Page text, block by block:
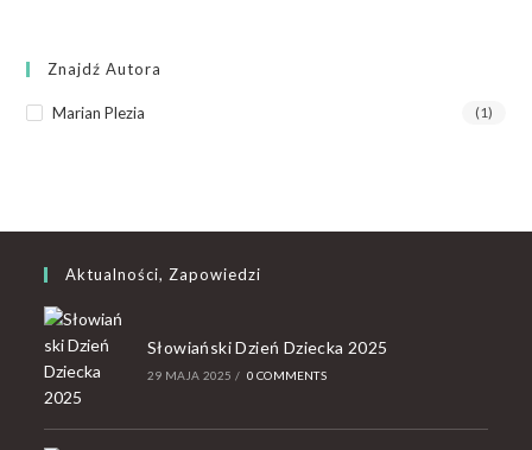
Znajdź Autora
Marian Plezia (1)
Aktualności, Zapowiedzi
Słowiański Dzień Dziecka 2025
29 MAJA 2025 / 0 COMMENTS